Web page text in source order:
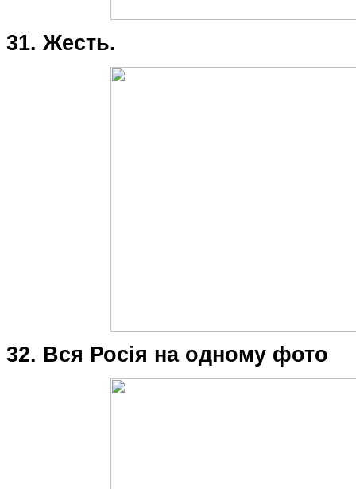
31. Жесть.
32. Вся Росія на одному фото